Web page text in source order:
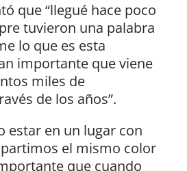
que “llegué hace poco
tuvieron una palabra
lo que es esta
importante que viene
miles de
de los años”.
estar en un lugar con
el mismo color
que cuando